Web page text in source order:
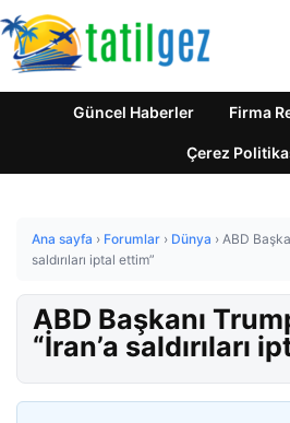
Güncel Haberler Firma
Çerez
Ana sayfa › Forumlar › Dünya › ABD
saldırıları iptal ettim”
ABD Başkanı
“İran’a saldırıları